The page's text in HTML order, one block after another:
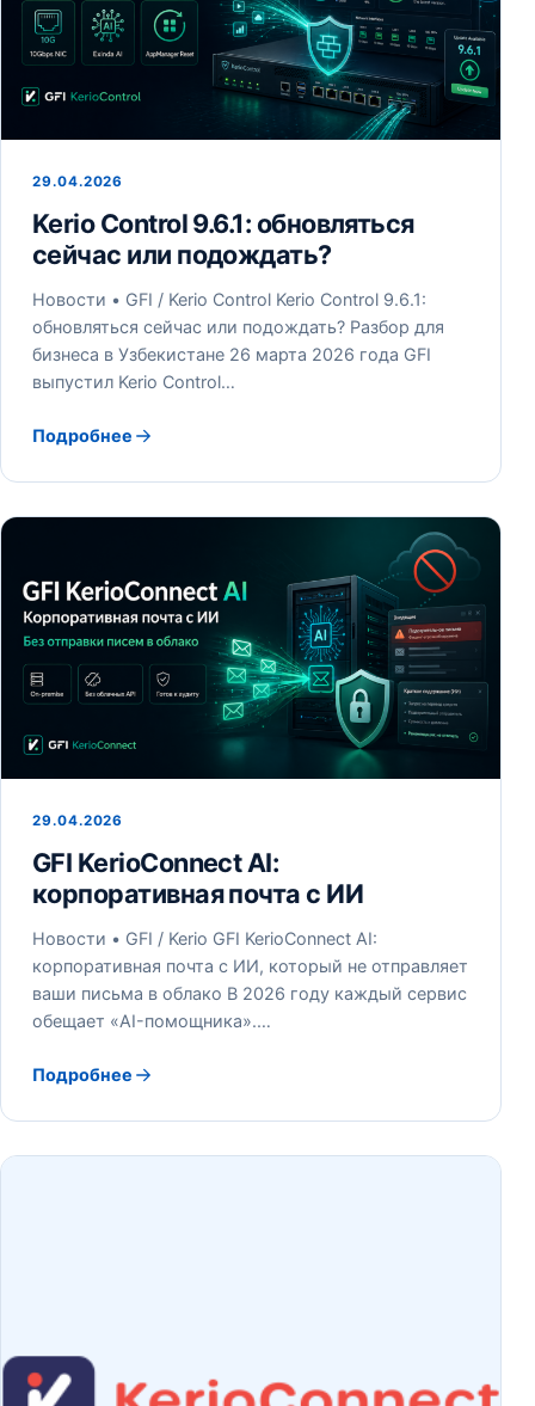
29.04.2026
Kerio Control 9.6.1: обновляться
сейчас или подождать?
Новости • GFI / Kerio Control Kerio Control 9.6.1:
обновляться сейчас или подождать? Разбор для
бизнеса в Узбекистане 26 марта 2026 года GFI
выпустил Kerio Control…
Подробнее
29.04.2026
GFI KerioConnect AI:
корпоративная почта с ИИ
Новости • GFI / Kerio GFI KerioConnect AI:
корпоративная почта с ИИ, который не отправляет
ваши письма в облако В 2026 году каждый сервис
обещает «AI-помощника».…
Подробнее